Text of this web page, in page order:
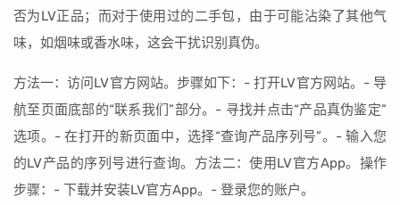
否为LV正品；而对于使用过的二手包，由于可能沾染了其他气
味，如烟味或香水味，这会干扰识别真伪。
方法一：访问LV官方网站。步骤如下：- 打开LV官方网站。- 导
航至页面底部的“联系我们”部分。- 寻找并点击“产品真伪鉴定”
选项。- 在打开的新页面中，选择“查询产品序列号”。- 输入您
的LV产品的序列号进行查询。方法二：使用LV官方App。操作
步骤：- 下载并安装LV官方App。- 登录您的账户。